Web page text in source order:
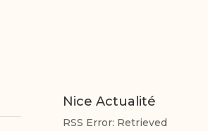
Nice Actualité
RSS Error: Retrieved